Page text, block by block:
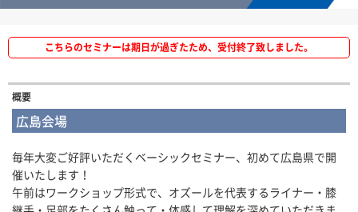
こちらのセミナーは期日が過ぎたため、受付終了致しました。
概要
広島会場
毎年大変ご好評いただくベーシックセミナー、初めて広島県で開
催いたします！
午前はワークショップ形式で、オズールを代表するライナー・膝